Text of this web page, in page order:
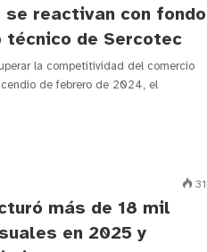
se reactivan con fondo
técnico de Sercotec
la competitividad del comercio
de febrero de 2024, el
31
más de 18 mil
en 2025 y